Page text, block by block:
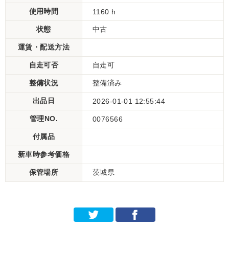
使用時間 1160 h
状態 中古
運賃・配送方法
自走可否 自走可
整備状況 整備済み
出品日 2026-01-01 12:55:44
管理NO. 0076566
付属品
新車時参考価格
保管場所 茨城県